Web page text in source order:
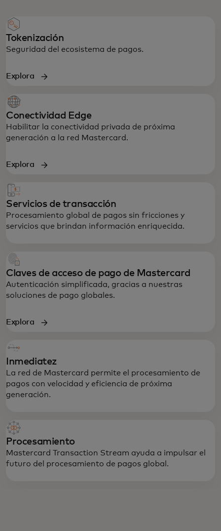
Impulsando transacciones globales seguras,
en cualquier lugar y en cualquier momento.
Tokenización
Seguridad del ecosistema de pagos.
Explora
Conectividad Edge
Habilitar la conectividad privada de próxima
generación a la red Mastercard.
Explora
Servicios de transacción
Procesamiento global de pagos sin fricciones y
servicios que brindan información enriquecida.
Claves de acceso de pago de Mastercard
Autenticación simplificada, gracias a nuestras
soluciones de pago globales.
Explora
Inmediatez
La red de Mastercard permite el procesamiento de
pagos con velocidad y eficiencia de próxima
generación.
Procesamiento
Mastercard Transaction Stream ayuda a impulsar el
futuro del procesamiento de pagos global.